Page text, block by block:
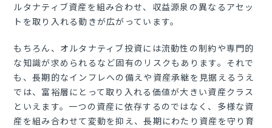
ルタナティブ資産を組み合わせ、収益源泉の異なるアセッ
トを取り入れる動きが広がっています。
もちろん、オルタナティブ投資には流動性の制約や専門的
な知識が求められるなど固有のリスクもあります。それで
も、長期的なインフレへの備えや資産承継を見据えるうえ
では、富裕層にとって取り入れる価値が大きい資産クラス
といえます。一つの資産に依存するのではなく、多様な資
産を組み合わせて変動を抑え、長期にわたり資産を守り育